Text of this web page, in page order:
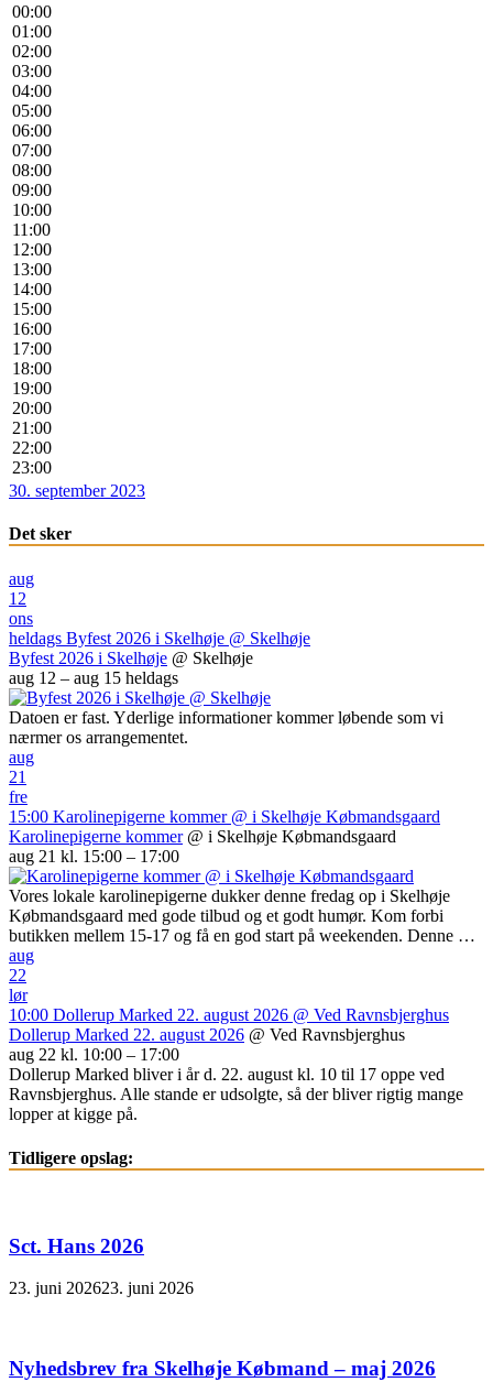
00:00
01:00
02:00
03:00
04:00
05:00
06:00
07:00
08:00
09:00
10:00
11:00
12:00
13:00
14:00
15:00
16:00
17:00
18:00
19:00
20:00
21:00
22:00
23:00
30. september 2023
Det sker
aug
12
ons
heldags Byfest 2026 i Skelhøje @ Skelhøje
Byfest 2026 i Skelhøje @ Skelhøje
aug 12 – aug 15 heldags
Datoen er fast. Yderlige informationer kommer løbende som vi
nærmer os arrangementet.
aug
21
fre
15:00 Karolinepigerne kommer @ i Skelhøje Købmandsgaard
Karolinepigerne kommer @ i Skelhøje Købmandsgaard
aug 21 kl. 15:00 – 17:00
Vores lokale karolinepigerne dukker denne fredag op i Skelhøje
Købmandsgaard med gode tilbud og et godt humør. Kom forbi
butikken mellem 15-17 og få en god start på weekenden. Denne …
aug
22
lør
10:00 Dollerup Marked 22. august 2026 @ Ved Ravnsbjerghus
Dollerup Marked 22. august 2026 @ Ved Ravnsbjerghus
aug 22 kl. 10:00 – 17:00
Dollerup Marked bliver i år d. 22. august kl. 10 til 17 oppe ved
Ravnsbjerghus. Alle stande er udsolgte, så der bliver rigtig mange
lopper at kigge på.
Tidligere opslag:
Sct. Hans 2026
23. juni 202623. juni 2026
Nyhedsbrev fra Skelhøje Købmand – maj 2026